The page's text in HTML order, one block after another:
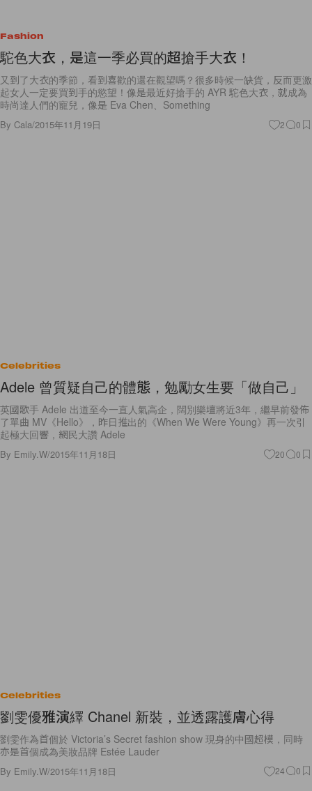
Fashion
駝色大衣，是這一季必買的超搶手大衣！
又到了大衣的季節，看到喜歡的還在觀望嗎？很多時候一缺貨，反而更激
起女人一定要買到手的慾望！像是最近好搶手的 AYR 駝色大衣，就成為
時尚達人們的寵兒，像是 Eva Chen、Something
By Cala/2015年11月19日 2 0
Celebrities
Adele 曾質疑自己的體態，勉勵女生要「做自己」
英國歌手 Adele 出道至今一直人氣高企，闊別樂壇將近3年，繼早前發佈
了單曲 MV《Hello》，昨日推出的《When We Were Young》再一次引
起極大回響，網民大讚 Adele
By Emily.W/2015年11月18日 20 0
Celebrities
劉雯優雅演繹 Chanel 新裝，並透露護膚心得
劉雯作為首個於 Victoria’s Secret fashion show 現身的中國超模，同時
亦是首個成為美妝品牌 Estée Lauder
By Emily.W/2015年11月18日 24 0